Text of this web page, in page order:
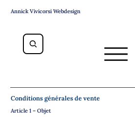
Annick Vivicorsi Webdesign
Conditions générales de vente
Article 1 – Objet